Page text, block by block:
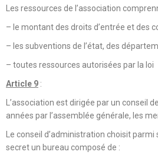
Les ressources de l’association
– le montant des droits d’entrée et des
– les subventions de l’état, des
– toutes ressources autorisées par la loi
Article 9 :
L’association est dirigée par un conseil
années par l’assemblée générale, les
Le conseil d’administration choisit
secret un bureau composé de :